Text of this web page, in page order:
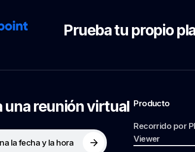
Prueba tu propio
una reunión virtual
la fecha y la hora
Producto
Recorrido por
Viewer